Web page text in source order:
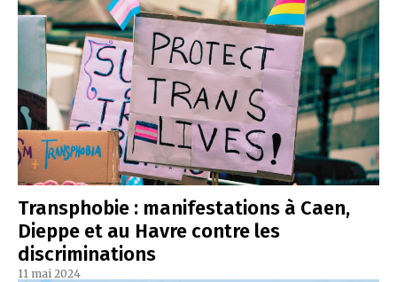
Transphobie : manifestations à Caen,
Dieppe et au Havre contre les
discriminations
11 mai 2024